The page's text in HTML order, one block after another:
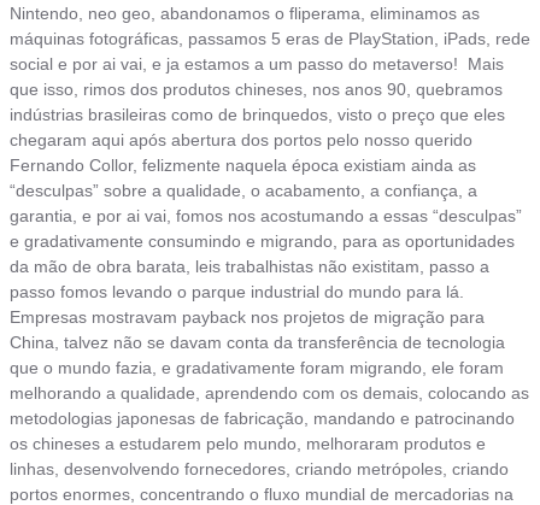
Nintendo, neo geo, abandonamos o fliperama, eliminamos as
máquinas fotográficas, passamos 5 eras de PlayStation, iPads, rede
social e por ai vai, e ja estamos a um passo do metaverso! Mais
que isso, rimos dos produtos chineses, nos anos 90, quebramos
indústrias brasileiras como de brinquedos, visto o preço que eles
chegaram aqui após abertura dos portos pelo nosso querido
Fernando Collor, felizmente naquela época existiam ainda as
“desculpas” sobre a qualidade, o acabamento, a confiança, a
garantia, e por ai vai, fomos nos acostumando a essas “desculpas”
e gradativamente consumindo e migrando, para as oportunidades
da mão de obra barata, leis trabalhistas não existitam, passo a
passo fomos levando o parque industrial do mundo para lá.
Empresas mostravam payback nos projetos de migração para
China, talvez não se davam conta da transferência de tecnologia
que o mundo fazia, e gradativamente foram migrando, ele foram
melhorando a qualidade, aprendendo com os demais, colocando as
metodologias japonesas de fabricação, mandando e patrocinando
os chineses a estudarem pelo mundo, melhoraram produtos e
linhas, desenvolvendo fornecedores, criando metrópoles, criando
portos enormes, concentrando o fluxo mundial de mercadorias na